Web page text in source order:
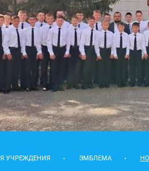
УЧРЕЖДЕНИЯ ЭМБЛЕМА